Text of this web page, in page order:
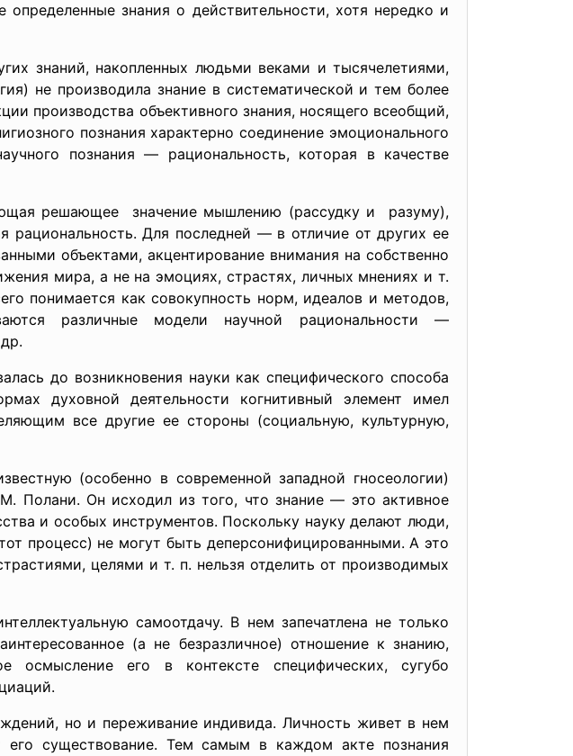
знания о действительности, хотя нередко и
знаний, накопленных людьми веками и тысячелетиями,
не производила знание в систематической и тем более
производства объективного знания, носящего всеобщий,
познания характерно соединение эмоционального
познания — рациональность, которая в качестве
решающее значение мышлению (рассудку и разуму),
Для последней — в отличие от других ее
объектами, акцентирование внимания на собственно
мира, а не на эмоциях, страстях, личных мнениях и т.
понимается как совокупность норм, идеалов и методов,
различные модели научной рациональности —
до возникновения науки как специфического способа
духовной деятельности когнитивный элемент имел
все другие ее стороны (социальную, культурную,
(особенно в современной западной гносеологии)
Полани. Он исходил из того, что знание — это активное
и особых инструментов. Поскольку науку делают люди,
процесс) не могут быть деперсонифицированными. А это
целями и т. п. нельзя отделить от производимых
самоотдачу. В нем запечатлена не только
(а не безразличное) отношение к знанию,
осмысление его в контексте специфических, сугубо
но и переживание индивида. Личность живет в нем
существование. Тем самым в каждом акте познания